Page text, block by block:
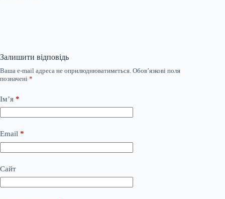
Залишити відповідь
Ваша e-mail адреса не оприлюднюватиметься. Обов’язкові поля
позначені *
Ім’я *
Email *
Сайт